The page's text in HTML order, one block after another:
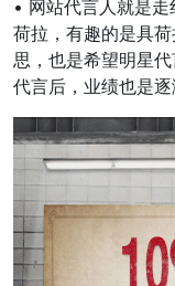
• 网站代言人就是
荷拉，有趣的是具
思，也是希望明星
代言后，业绩也是逐